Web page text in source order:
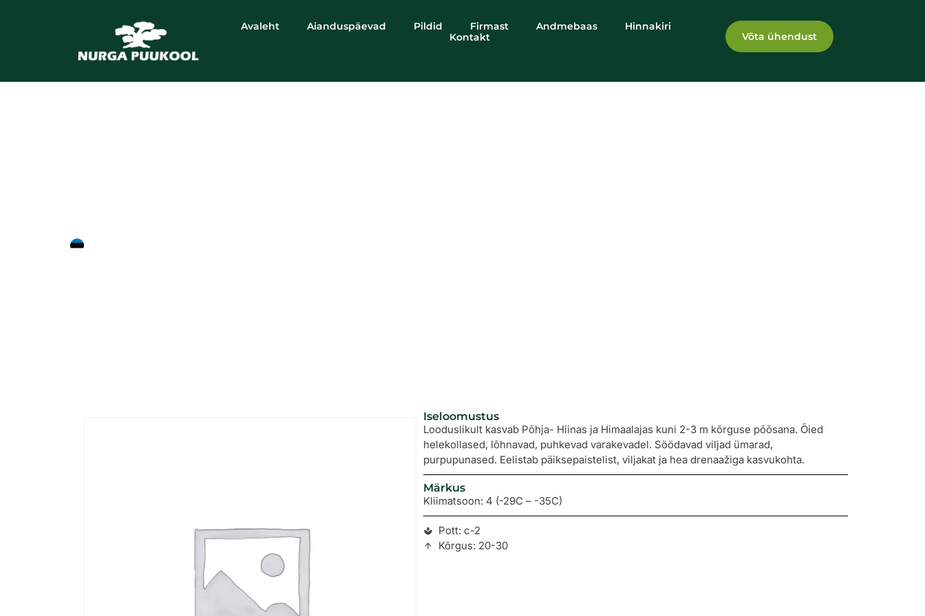
Avaleht Aianduspäevad Pildid Firmast Andmebaas
Hinnakiri
Kontakt
Võta ühendust
Iseloomustus
Looduslikult kasvab Põhja- Hiinas ja Himaalajas kuni 2-3 m kõrguse põõsana. Õied
helekollased, lõhnavad, puhkevad varakevadel. Söödavad viljad ümarad,
purpupunased. Eelistab päiksepaistelist, viljakat ja hea drenaažiga kasvukohta.
Märkus
Kliimatsoon: 4 (-29C – -35C)
Pott: c-2
Kõrgus: 20-30